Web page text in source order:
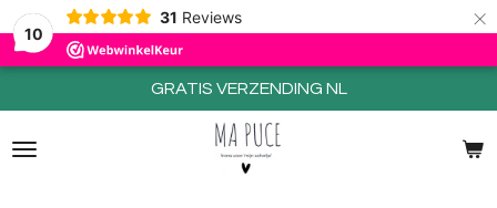
10
31 Reviews ×
GRATIS VERZENDING NL